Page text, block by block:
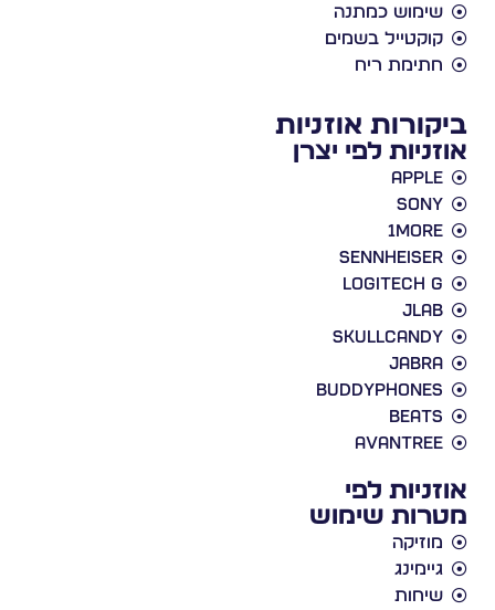
שימוש כמתנה
קוקטייל בשמים
חתימת ריח
ביקורות אוזניות
אוזניות לפי יצרן
Apple
Sony
1More
Sennheiser
Logitech G
JLab
Skullcandy
Jabra
BuddyPhones
Beats
Avantree
אוזניות לפי
מטרות שימוש
מוזיקה
גיימינג
שיחות